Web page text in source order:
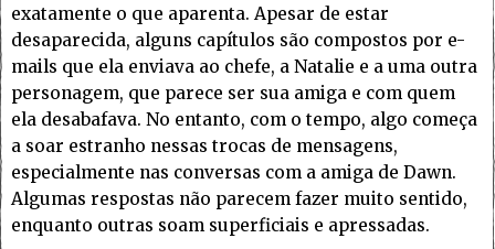
exatamente o que aparenta. Apesar de estar
desaparecida, alguns capítulos são compostos por e-
mails que ela enviava ao chefe, a Natalie e a uma outra
personagem, que parece ser sua amiga e com quem
ela desabafava. No entanto, com o tempo, algo começa
a soar estranho nessas trocas de mensagens,
especialmente nas conversas com a amiga de Dawn.
Algumas respostas não parecem fazer muito sentido,
enquanto outras soam superficiais e apressadas.